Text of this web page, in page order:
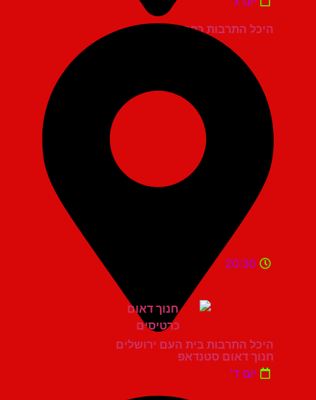
היכל התרבות כפר סבא
היכל התרבות בית העם ירושלים
20:30
חנוך דאום סטנדאפ
יום ד'